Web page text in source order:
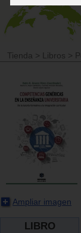
Tienda > Libros >
Ampliar imagen
LIBRO